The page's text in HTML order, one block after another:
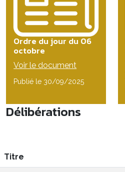
Ordre du jour du 06
octobre
Voir le document
Publié le 30/09/2025
Délibérations
Titre